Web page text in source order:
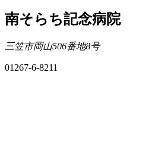
南そらち記念病院
三笠市岡山506番地8号
01267-6-8211